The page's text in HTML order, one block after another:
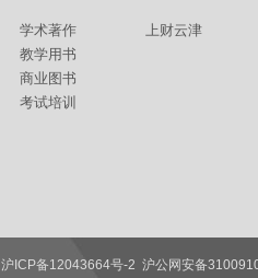
学术著作
教学用书
商业图书
考试培训
上财云津
沪ICP备12043664号-2 沪公网安备